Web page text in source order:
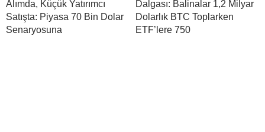
Alımda, Küçük Yatırımcı
Satışta: Piyasa 70 Bin Dolar
Senaryosuna
Dalgası: Balinalar 1,2 Milyar
Dolarlık BTC Toplarken
ETF’lere 750